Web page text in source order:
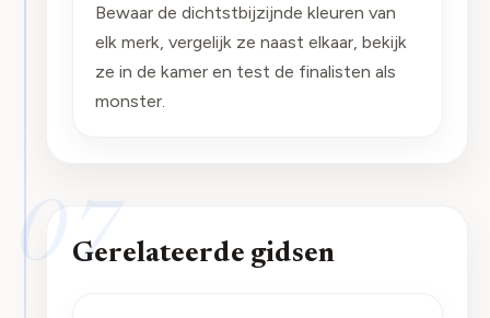
Bewaar de dichtstbijzijnde kleuren van
elk merk, vergelijk ze naast elkaar, bekijk
ze in de kamer en test de finalisten als
monster.
07
Gerelateerde gidsen